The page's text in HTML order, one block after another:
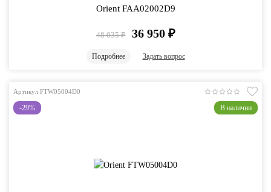
Orient FAA02002D9
48 035 ₽ 36 950 ₽
Подробнее Задать вопрос
Артикул FTW05004D0
-29% В наличии